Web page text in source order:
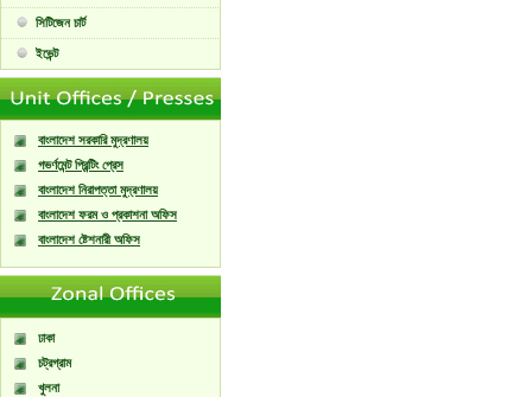
সিটিজেন চার্ট
ইভেন্ট
বাংলাদেশ সরকারি মুদ্রণালয়
গভর্ণমেন্ট প্রিন্টিং প্রেস
বাংলাদেশ নিরাপত্তা মুদ্রণালয়
বাংলাদেশ ফরম ও প্রকাশনা অফিস
বাংলাদেশ ষ্টেশনারী অফিস
ঢাকা
চট্রগ্রাম
খুলনা